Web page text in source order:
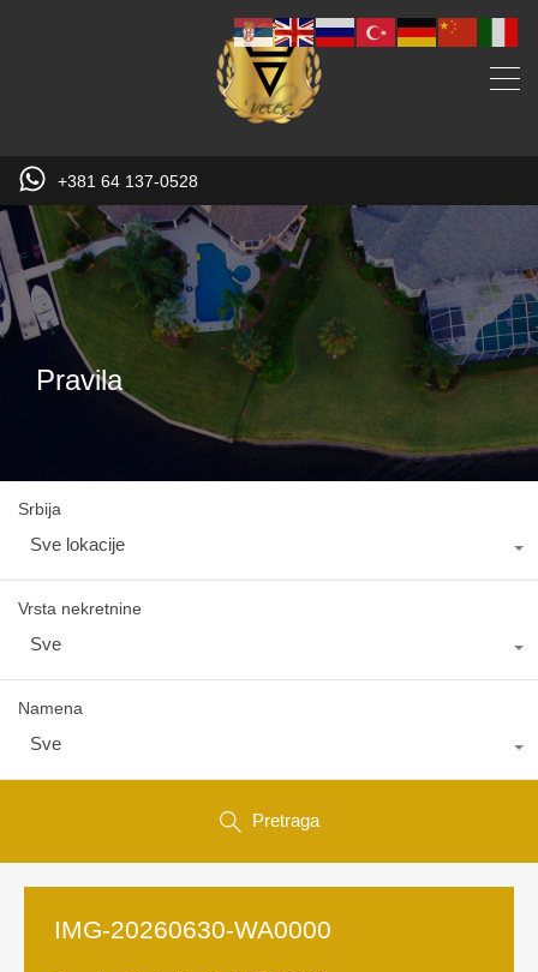
+381 64 137-0528
Pravila
Srbija
Sve lokacije
Vrsta nekretnine
Sve
Namena
Sve
Pretraga
IMG-20260630-WA0000